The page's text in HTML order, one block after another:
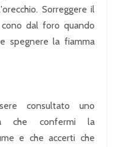
Sorreggere il
dal foro quando
spegnere la fiamma
consultato uno
che confermi la
e che accerti che